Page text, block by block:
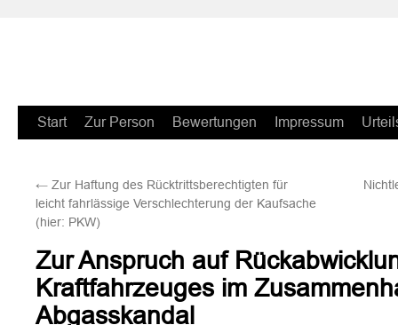
Zum
springen
Start Zur Person Bewertungen Impressum
← Zur Haftung des Rücktrittsberechtigten für
leicht fahrlässige Verschlechterung der Kaufsache
(hier: PKW)
Zur Anspruch auf
Kraftfahrzeuges im
Abgasskandal